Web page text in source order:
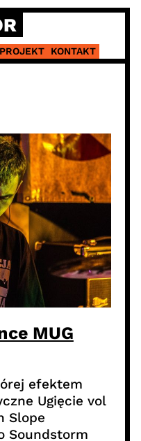
KONTAKT
MUG
efektem
Ugięcie vol
Slope
Soundstorm